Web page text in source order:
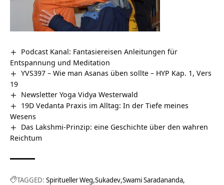
Podcast Kanal: Fantasiereisen Anleitungen für
Entspannung und Meditation
YVS397 – Wie man Asanas üben sollte – HYP Kap. 1, Vers
19
Newsletter Yoga Vidya Westerwald
19D Vedanta Praxis im Alltag: In der Tiefe meines
Wesens
Das Lakshmi-Prinzip: eine Geschichte über den wahren
Reichtum
TAGGED: Spiritueller Weg Sukadev Swami Saradananda